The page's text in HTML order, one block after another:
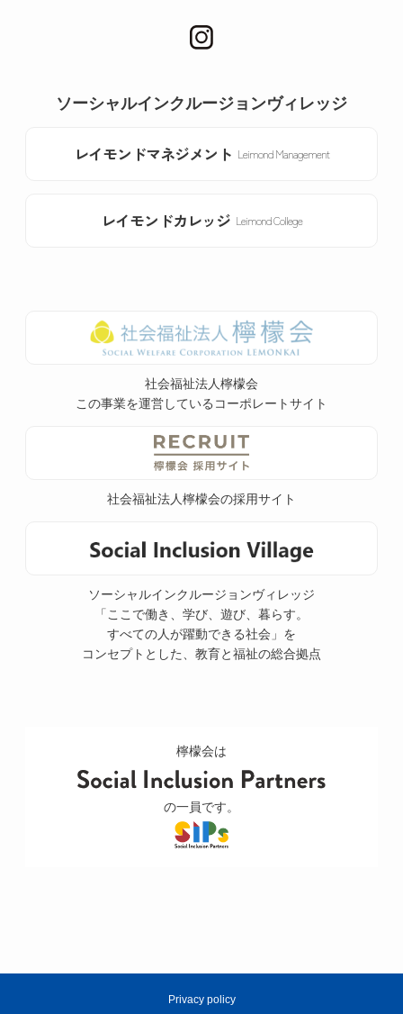
ソーシャルインクルージョンヴィレッジ
レイモンドマネジメント Leimond Management
レイモンドカレッジ Leimond College
社会福祉法人檸檬会
この事業を運営しているコーポレートサイト
社会福祉法人檸檬会の採用サイト
ソーシャルインクルージョンヴィレッジ
「ここで働き、学び、遊び、暮らす。
すべての人が躍動できる社会」を
コンセプトとした、教育と福祉の総合拠点
檸檬会は
の一員です。
Privacy policy